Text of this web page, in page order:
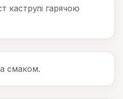
каструлі гарячою
смаком.